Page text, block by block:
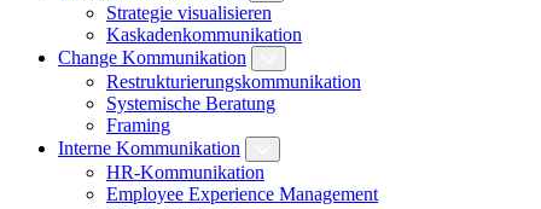
Strategie visualisieren
Kaskadenkommunikation
Change Kommunikation
Restrukturierungskommunikation
Systemische Beratung
Framing
Interne Kommunikation
HR-Kommunikation
Employee Experience Management